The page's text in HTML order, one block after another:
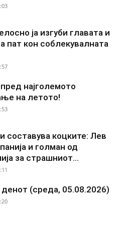
ја изгуби главата и
пат кон соблекувалната
најголемото
на летото!
составува коцките: Лев
и голман од
за страшниот...
денот (среда, 05.08.2026)